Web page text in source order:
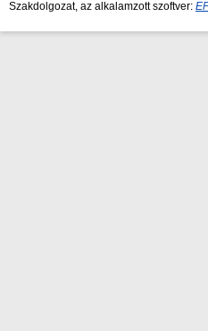
Szakdolgozat, az alkalamzott szoftver: